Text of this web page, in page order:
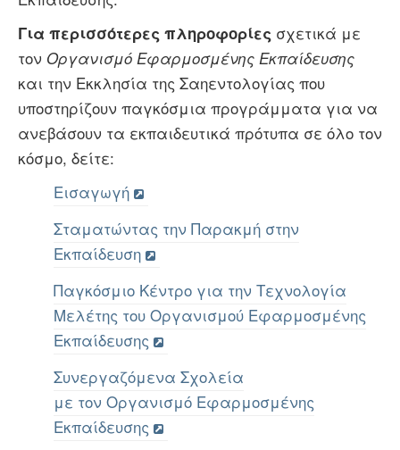
Για περισσότερες πληροφορίες σχετικά με
τον Οργανισμό Εφαρμοσμένης Εκπαίδευσης
και την Εκκλησία της Σαηεντολογίας που
υποστηρίζουν παγκόσμια προγράμματα για να
ανεβάσουν τα εκπαιδευτικά πρότυπα σε όλο τον
κόσμο, δείτε:
Εισαγωγή
Σταματώντας την Παρακμή στην
Εκπαίδευση
Παγκόσμιο Κέντρο για την Τεχνολογία
Μελέτης του Οργανισμού Εφαρμοσμένης
Εκπαίδευσης
Συνεργαζόμενα Σχολεία
με τον Οργανισμό Εφαρμοσμένης
Εκπαίδευσης